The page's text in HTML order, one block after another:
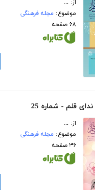
از: ...
موضوع: مجله فرهنگی
۶۸ صفحه
قلم - شماره 25
از: ...
موضوع: مجله فرهنگی
۳۶ صفحه